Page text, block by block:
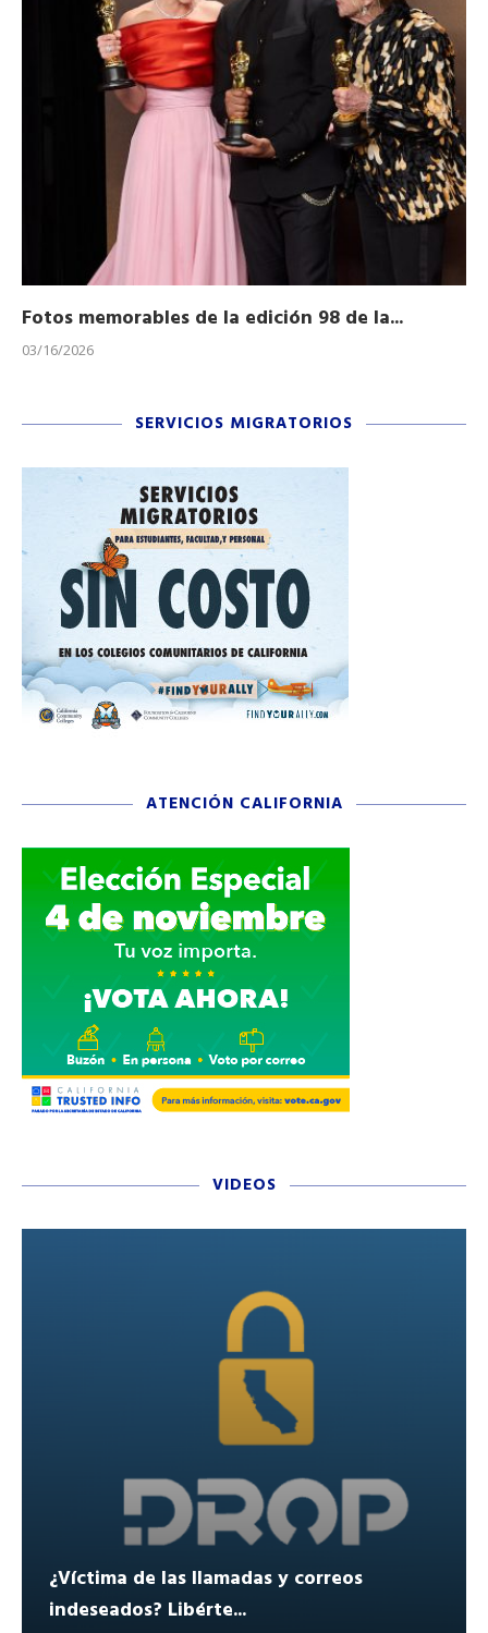
Fotos memorables de la edición 98 de la...
03/16/2026
SERVICIOS MIGRATORIOS
ATENCIÓN CALIFORNIA
VIDEOS
¿Víctima de las llamadas y correos
indeseados? Libérte...